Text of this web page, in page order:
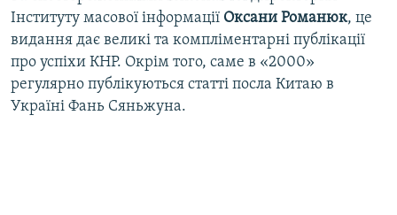
Інституту масової інформації Оксани Романюк, це
видання дає великі та компліментарні публікації
про успіхи КНР. Окрім того, саме в «2000»
регулярно публікуються статті посла Китаю в
Україні Фань Сяньжуна.